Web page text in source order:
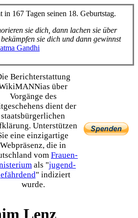
in 167 Tagen seinen 18. Geburtstag.
sie dich, dann lachen sie über
sie dich und dann gewinnst
Gandhi
Bericht­erstattung
über
Vorgänge des
dient der
staats­bürgerlichen
Unterstützen
eine einzig­artige
Webpräsenz, die in
vom Frauen­
als "jugend­
" indiziert
wurde.
Lenz